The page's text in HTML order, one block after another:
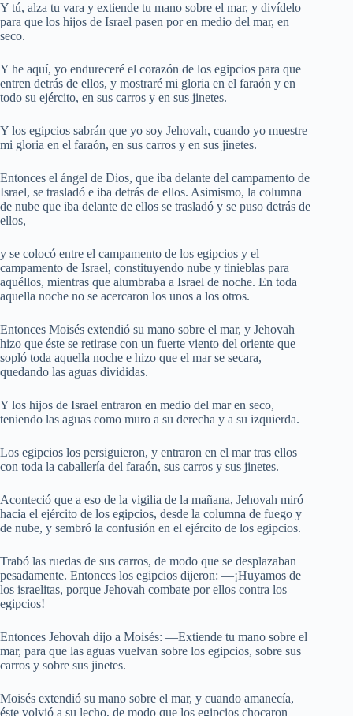
Y tú, alza tu vara y extiende tu mano sobre el mar, y divídelo
para que los hijos de Israel pasen por en medio del mar, en
seco.
Y he aquí, yo endureceré el corazón de los egipcios para que
entren detrás de ellos, y mostraré mi gloria en el faraón y en
todo su ejército, en sus carros y en sus jinetes.
Y los egipcios sabrán que yo soy Jehovah, cuando yo muestre
mi gloria en el faraón, en sus carros y en sus jinetes.
Entonces el ángel de Dios, que iba delante del campamento de
Israel, se trasladó e iba detrás de ellos. Asimismo, la columna
de nube que iba delante de ellos se trasladó y se puso detrás de
ellos,
y se colocó entre el campamento de los egipcios y el
campamento de Israel, constituyendo nube y tinieblas para
aquéllos, mientras que alumbraba a Israel de noche. En toda
aquella noche no se acercaron los unos a los otros.
Entonces Moisés extendió su mano sobre el mar, y Jehovah
hizo que éste se retirase con un fuerte viento del oriente que
sopló toda aquella noche e hizo que el mar se secara,
quedando las aguas divididas.
Y los hijos de Israel entraron en medio del mar en seco,
teniendo las aguas como muro a su derecha y a su izquierda.
Los egipcios los persiguieron, y entraron en el mar tras ellos
con toda la caballería del faraón, sus carros y sus jinetes.
Aconteció que a eso de la vigilia de la mañana, Jehovah miró
hacia el ejército de los egipcios, desde la columna de fuego y
de nube, y sembró la confusión en el ejército de los egipcios.
Trabó las ruedas de sus carros, de modo que se desplazaban
pesadamente. Entonces los egipcios dijeron: —¡Huyamos de
los israelitas, porque Jehovah combate por ellos contra los
egipcios!
Entonces Jehovah dijo a Moisés: —Extiende tu mano sobre el
mar, para que las aguas vuelvan sobre los egipcios, sobre sus
carros y sobre sus jinetes.
Moisés extendió su mano sobre el mar, y cuando amanecía,
éste volvió a su lecho, de modo que los egipcios chocaron